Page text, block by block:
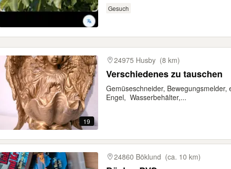
Gesuch
19
24975 Husby (8 km)
Verschiedenes zu tauschen
Gemüseschneider,
Engel, Wasserbehälter,...
24860 Böklund (ca. 10 km)